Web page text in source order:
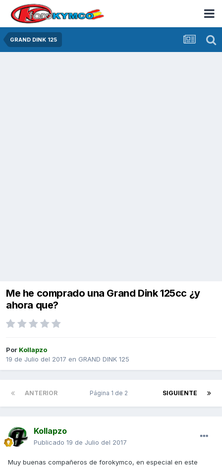
GRAND DINK 125
Me he comprado una Grand Dink 125cc ¿y
ahora que?
Por Kollapzo
19 de Julio del 2017 en GRAND DINK 125
ANTERIOR SIGUIENTE
Página 1 de 2
Kollapzo
Publicado 19 de Julio del 2017
Muy buenas compañeros de forokymco, en especial en este